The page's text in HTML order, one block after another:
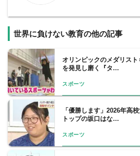
世界に負けない教育の他の記事
オリンピックのメダリス
を発見し磨く『タ…
スポーツ
「優勝します」2026年高
トップの坂口はな…
スポーツ